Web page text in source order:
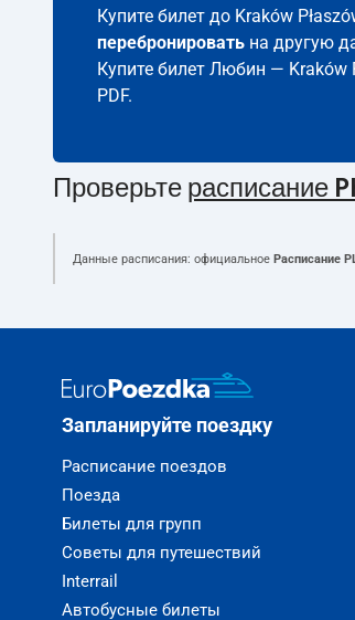
Купите билет до Kraków
перебронировать на другую
Купите билет Любин — Kraków
PDF.
Проверьте расписание
Данные расписания: официальное Расписание
Запланируйте поездку
Расписание поездов
Поезда
Билеты для групп
Советы для путешествий
Interrail
Автобусные билеты